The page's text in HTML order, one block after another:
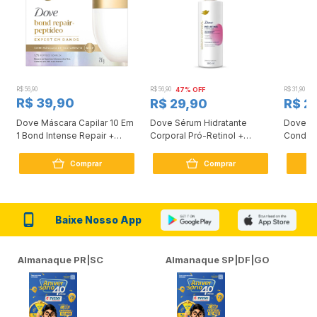
R$ 56,90
R$ 39,90
Dove Máscara Capilar 10 Em
1 Bond Intense Repair +
Comprar
R$ 56,90 47% OFF
R$ 29,90
Dove Sérum Hidratante
Corporal Pró-Retinol +
Comprar
R$ 31,90
R$
Dove
Baixe Nosso App
Almanaque PR|SC Almanaque SP|DF|GO